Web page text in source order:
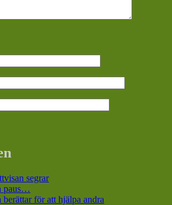
segrar
paus…
för att hjälpa andra